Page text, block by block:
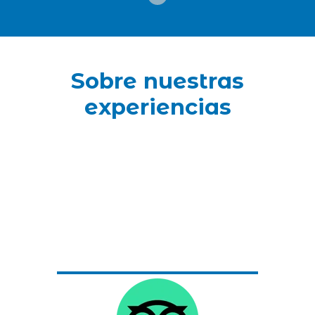
Sobre nuestras
experiencias